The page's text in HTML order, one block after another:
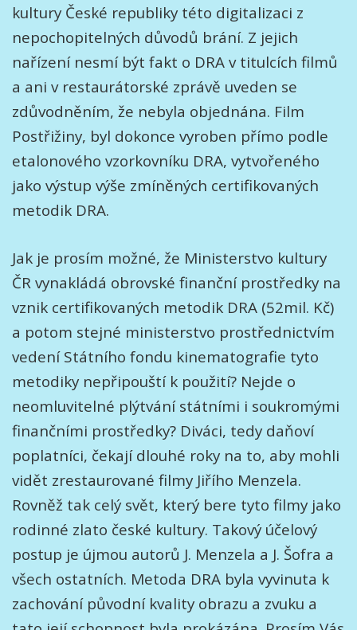
kultury České republiky této digitalizaci z
nepochopitelných důvodů brání. Z jejich
nařízení nesmí být fakt o DRA v titulcích filmů
a ani v restaurátorské zprávě uveden se
zdůvodněním, že nebyla objednána. Film
Postřižiny, byl dokonce vyroben přímo podle
etalonového vzorkovníku DRA, vytvořeného
jako výstup výše zmíněných certifikovaných
metodik DRA.
Jak je prosím možné, že Ministerstvo kultury
ČR vynakládá obrovské finanční prostředky na
vznik certifikovaných metodik DRA (52mil. Kč)
a potom stejné ministerstvo prostřednictvím
vedení Státního fondu kinematografie tyto
metodiky nepřipouští k použití? Nejde o
neomluvitelné plýtvání státními i soukromými
finančními prostředky? Diváci, tedy daňoví
poplatníci, čekají dlouhé roky na to, aby mohli
vidět zrestaurované filmy Jiřího Menzela.
Rovněž tak celý svět, který bere tyto filmy jako
rodinné zlato české kultury. Takový účelový
postup je újmou autorů J. Menzela a J. Šofra a
všech ostatních. Metoda DRA byla vyvinuta k
zachování původní kvality obrazu a zvuku a